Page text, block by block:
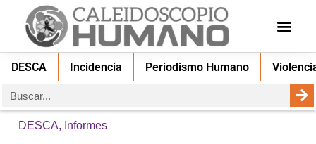
DESCA Incidencia Periodismo Humano
DESCA, Informes